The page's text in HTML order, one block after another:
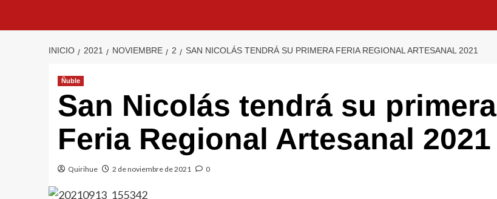
INICIO 2021 NOVIEMBRE 2 SAN NICOLÁS TENDRÁ SU PRIMERA FERIA REGIONAL ARTESANAL 2021
Ñuble
San Nicolás tendrá su primera
Feria Regional Artesanal 2021
Quirihue 2 de noviembre de 2021 0